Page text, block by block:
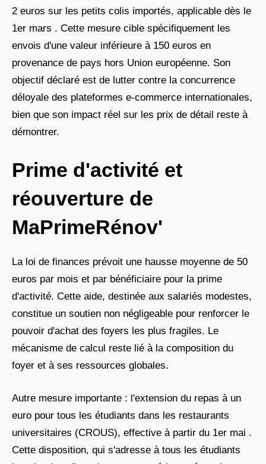
2 euros sur les petits colis importés, applicable dès le
1er mars . Cette mesure cible spécifiquement les
envois d'une valeur inférieure à 150 euros en
provenance de pays hors Union européenne. Son
objectif déclaré est de lutter contre la concurrence
déloyale des plateformes e-commerce internationales,
bien que son impact réel sur les prix de détail reste à
démontrer.
Prime d'activité et
réouverture de
MaPrimeRénov'
La loi de finances prévoit une hausse moyenne de 50
euros par mois et par bénéficiaire pour la prime
d'activité. Cette aide, destinée aux salariés modestes,
constitue un soutien non négligeable pour renforcer le
pouvoir d'achat des foyers les plus fragiles. Le
mécanisme de calcul reste lié à la composition du
foyer et à ses ressources globales.
Autre mesure importante : l'extension du repas à un
euro pour tous les étudiants dans les restaurants
universitaires (CROUS), effective à partir du 1er mai .
Cette disposition, qui s'adresse à tous les étudiants